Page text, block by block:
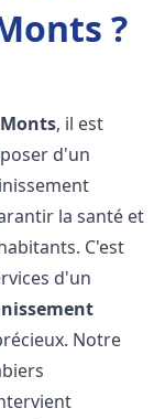
?
Monts, il est
d'un
la santé et
C'est
d'un
Notre